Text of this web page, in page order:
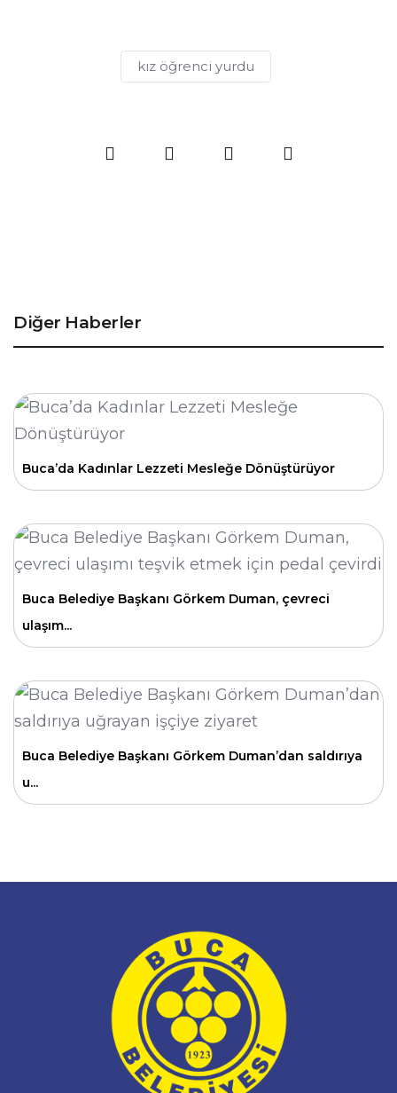
kız öğrenci yurdu
Diğer Haberler
Buca’da Kadınlar Lezzeti Mesleğe Dönüştürüyor
Buca Belediye Başkanı Görkem Duman, çevreci
ulaşım...
Buca Belediye Başkanı Görkem Duman’dan saldırıya
u...